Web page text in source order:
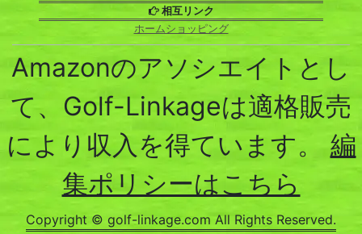
相互リンク
ホームショッピング
Amazonのアソシエイトとし
て、Golf-Linkageは適格販売
により収入を得ています。 編
集ポリシーはこちら
Copyright © golf-linkage.com All Rights Reserved.